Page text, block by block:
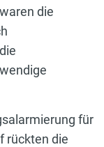
die
für
rückten die